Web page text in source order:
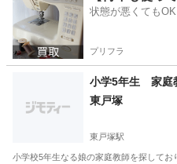
状態が悪くても
プリフラ
小学5年生 家庭
東戸塚
東戸塚駅
小学校5年生なる娘の家庭教師を探して